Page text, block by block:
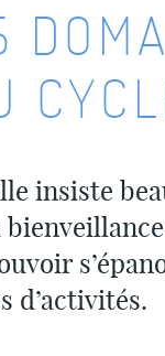
insiste
d’activités.